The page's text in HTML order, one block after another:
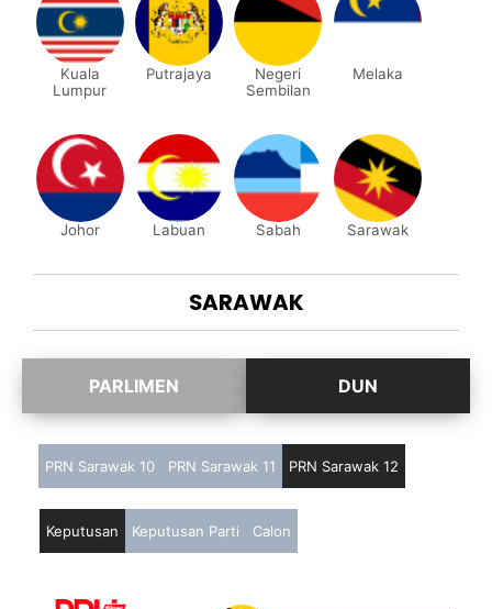
Kuala
Lumpur
Putrajaya
Negeri
Sembilan
Melaka
Johor Labuan Sabah Sarawak
SARAWAK
PRN Sarawak 10 PRN Sarawak 11 PRN Sarawak 12
Keputusan Keputusan Parti Calon